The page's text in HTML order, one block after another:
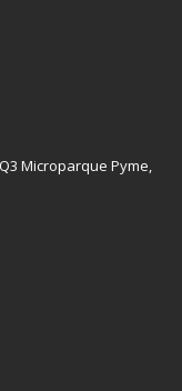
Microparque Pyme,